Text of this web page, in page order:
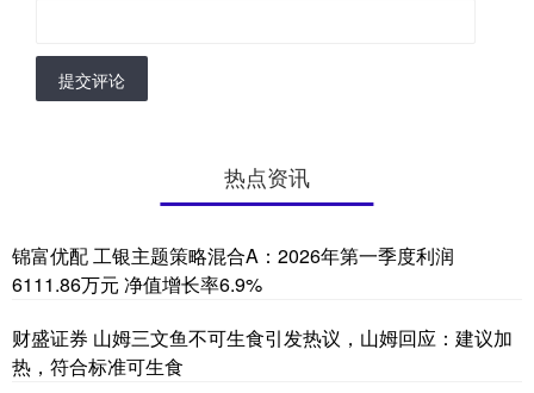
提交评论
热点资讯
锦富优配 工银主题策略混合A：2026年第一季度利润
6111.86万元 净值增长率6.9%
财盛证券 山姆三文鱼不可生食引发热议，山姆回应：建议加
热，符合标准可生食